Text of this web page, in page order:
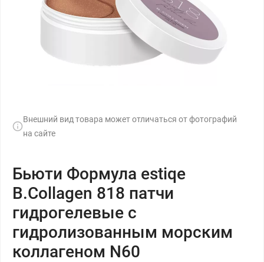
Внешний вид товара может отличаться от фотографий
на сайте
Бьюти Формула estiqe
B.Collagen 818 патчи
гидрогелевые с
гидролизованным морским
коллагеном N60